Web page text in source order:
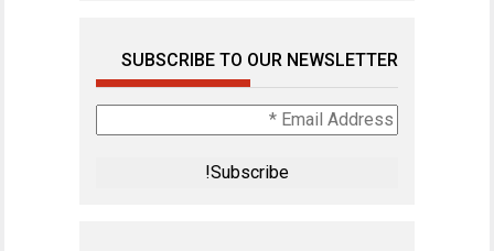
SUBSCRIBE TO OUR NEWSLETTER
Email
Address